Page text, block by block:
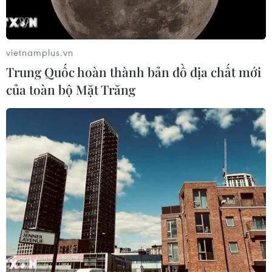
thải khí nhà kính vào năm 2030
07/08/2026 09:42
Bão Dolphin càn quét các đảo miền
Nam Nhật Bản, sân bay Okinawa
07/08/2026 09:10
Thái Lan: Ôtô lao vào trung tâm
chăm sóc trẻ làm khoảng nạn nhân
bị thương
07/08/2026 08:13
Thủ tướng Thái Lan chỉ đạo khẩn sau
vietnamplus.vn
Trung Quốc hoàn thành bản đồ địa chất mới
của toàn bộ Mặt Trăng